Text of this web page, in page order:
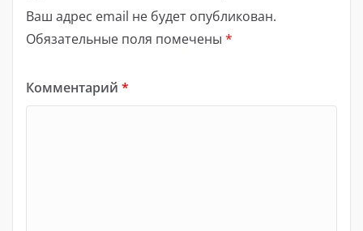
Ваш адрес email не будет опубликован.
Обязательные поля помечены *
Комментарий *